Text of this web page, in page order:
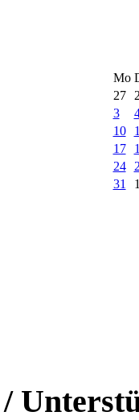
Mo
27
3
10
17
24
31